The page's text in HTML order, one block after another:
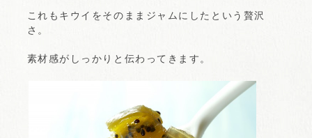
これもキウイをそのままジャムにしたという贅沢
さ。
素材感がしっかりと伝わってきます。